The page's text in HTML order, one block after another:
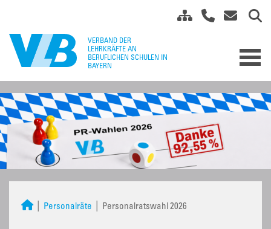
Personalräte Personalratswahl 2026